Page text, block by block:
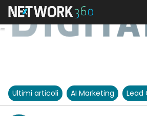
Ultimi articoli AI Marketing Lead